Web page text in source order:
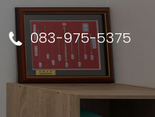
083-975-5375